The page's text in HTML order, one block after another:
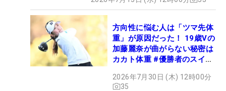
方向性に悩む人は「ツマ先体
重」が原因だった！ 19歳Vの
加藤麗奈が曲がらない秘密は
カカト体重 #優勝者のスイン
2026年7月30日 (木) 12時00分
35